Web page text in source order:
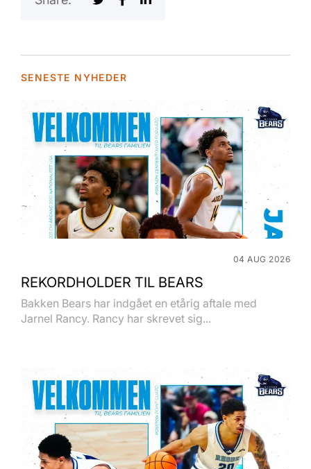
SENESTE NYHEDER
04 AUG 2026
REKORDHOLDER TIL BEARS
Bakken Bears har indgået en etårig aftale med
Jarnel Rancy. Rancy har skrevet sig...